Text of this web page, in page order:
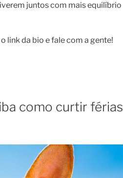
juntos com mais equilíbrio
link da bio e fale com a gente!
como curtir férias